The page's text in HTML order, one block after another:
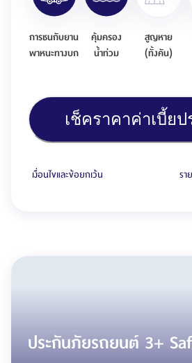
การชนกับยาน
พาหนะทางบก
คุ้มครอง
น้ำท่วม
สูญหาย
(ทั้งคัน)
เช็คราคาค่าเบี้ย
เงื่อนไขและข้อยกเว้น รา
ประกันภัยรถยนต์ 3+